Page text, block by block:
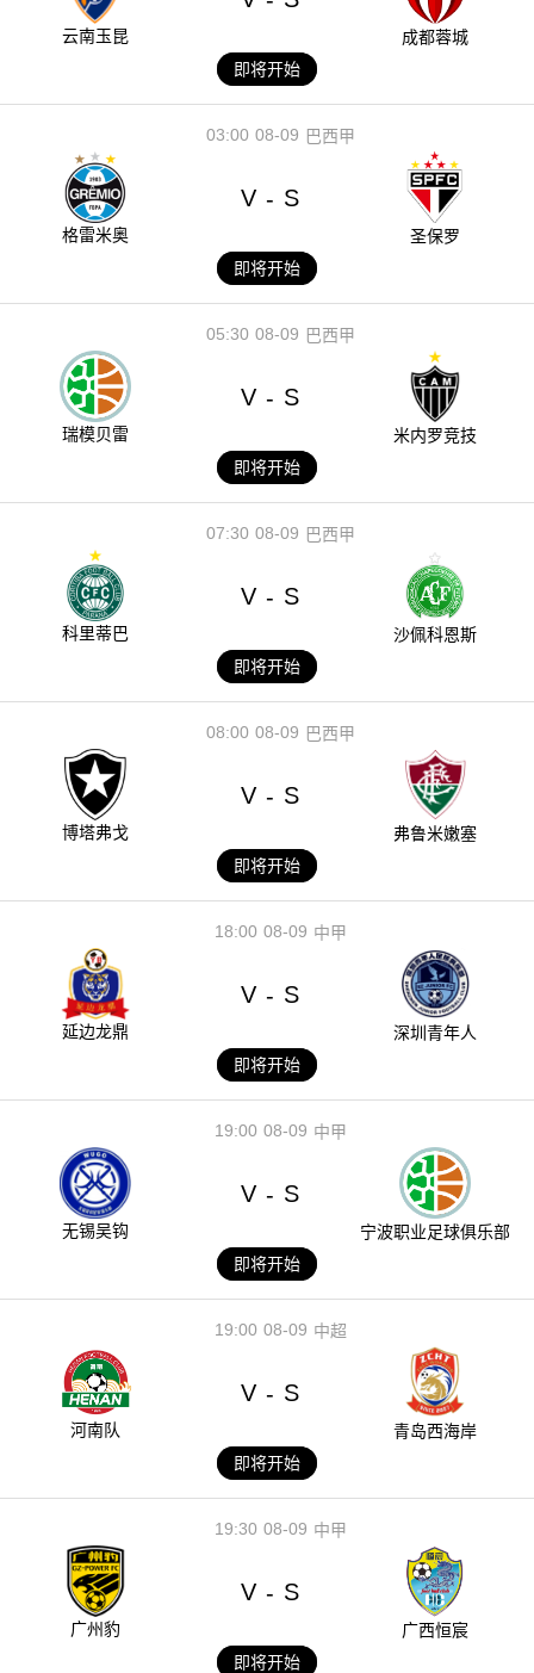
云南玉昆
成都蓉城
即将开始
08-09
03:00 巴西甲
格雷米奥
V - S
圣保罗
即将开始
08-09
05:30 巴西甲
瑞模贝雷
V - S
米内罗竞技
即将开始
08-09
07:30 巴西甲
科里蒂巴
V - S
沙佩科恩斯
即将开始
08-09
08:00 巴西甲
博塔弗戈
V - S
弗鲁米嫩塞
即将开始
08-09
18:00 中甲
延边龙鼎
V - S
深圳青年人
即将开始
08-09
19:00 中甲
无锡吴钩
V - S
宁波职业足球俱乐部
即将开始
08-09
19:00 中超
河南队
V - S
青岛西海岸
即将开始
08-09
19:30 中甲
广州豹
V - S
广西恒宸
即将开始